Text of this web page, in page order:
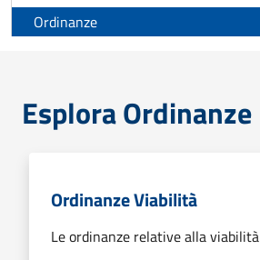
Ordinanze
Esplora Ordinanze
Ordinanze Viabilità
Le ordinanze relative alla viabilità